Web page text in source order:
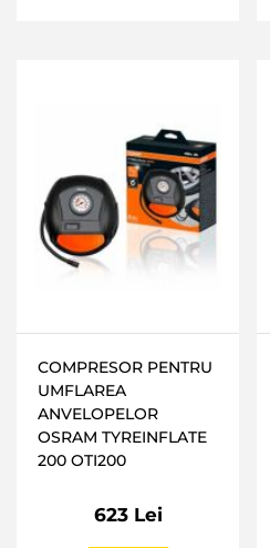
COMPRESOR PENTRU
UMFLAREA
ANVELOPELOR
OSRAM TYREINFLATE
200 OTI200
623 Lei